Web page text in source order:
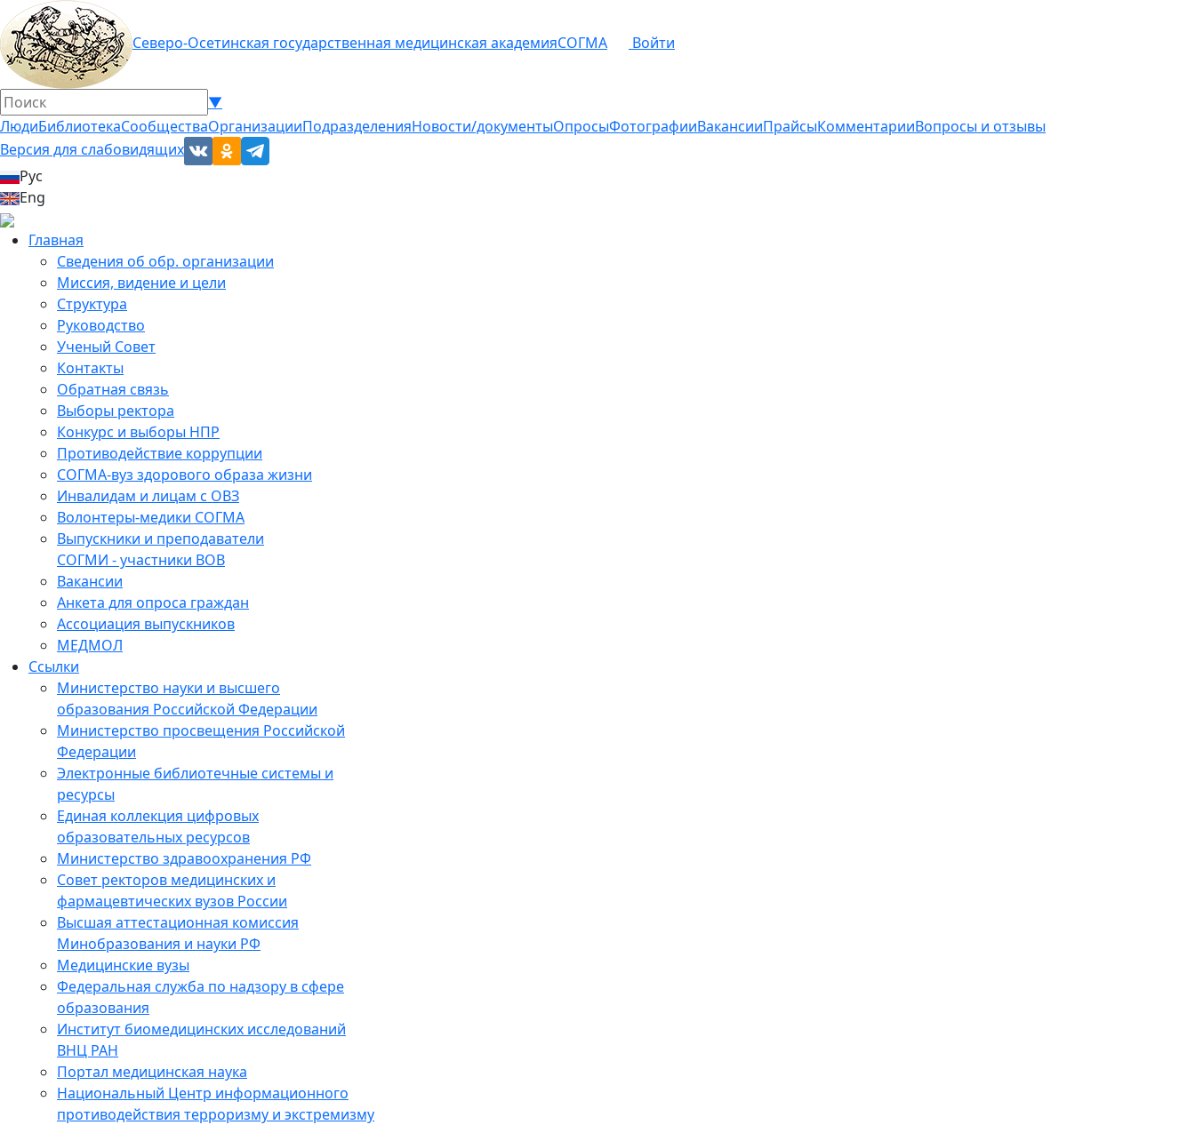
Северо-Осетинская государственная медицинская академияСОГМА Войти
▼
ЛюдиБиблиотекаСообществаОрганизацииПодразделенияНовости/документыОпросыФотографииВакансииПрайсыКомментарииВопросы и отзывы
Версия для слабовидящих
Рус
Eng
Главная
Сведения об обр. организации
Миссия, видение и цели
Структура
Руководство
Ученый Совет
Контакты
Обратная связь
Выборы ректора
Конкурс и выборы НПР
Противодействие коррупции
СОГМА-вуз здорового образа жизни
Инвалидам и лицам с ОВЗ
Волонтеры-медики СОГМА
Выпускники и преподаватели
СОГМИ - участники ВОВ
Вакансии
Анкета для опроса граждан
Ассоциация выпускников
МЕДМОЛ
Ссылки
Министерство науки и высшего
образования Российской Федерации
Министерство просвещения Российской
Федерации
Электронные библиотечные системы и
ресурсы
Единая коллекция цифровых
образовательных ресурсов
Министерство здравоохранения РФ
Совет ректоров медицинских и
фармацевтических вузов России
Высшая аттестационная комиссия
Минобразования и науки РФ
Медицинские вузы
Федеральная служба по надзору в сфере
образования
Институт биомедицинских исследований
ВНЦ РАН
Портал медицинская наука
Национальный Центр информационного
противодействия терроризму и экстремизму